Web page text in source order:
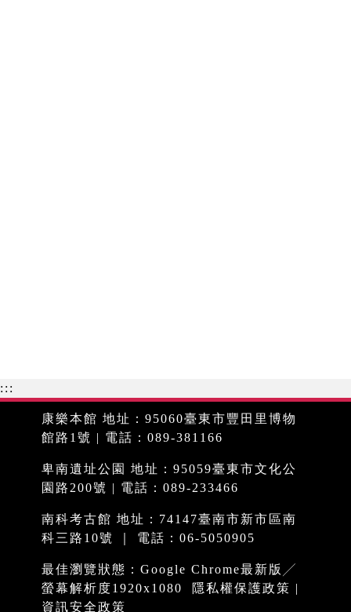
:::
康樂本館 地址：95060臺東市豐田里博物
館路1號 | 電話：089-381166
卑南遺址公園 地址：95059臺東市文化公
園路200號 | 電話：089-233466
南科考古館 地址：74147臺南市新市區南
科三路10號 ｜ 電話：06-5050905
最佳瀏覽狀態：Google Chrome最新版╱
螢幕解析度1920x1080
隱私權保護政策 |
資訊安全政策